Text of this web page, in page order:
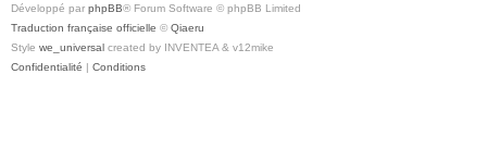
Développé par phpBB® Forum Software © phpBB Limited
Traduction française officielle © Qiaeru
Style we_universal created by INVENTEA & v12mike
Confidentialité | Conditions